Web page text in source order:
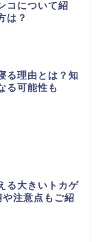
コについて紹
は？
る理由とは？知
る可能性も
る大きいトカゲ
注意点もご紹